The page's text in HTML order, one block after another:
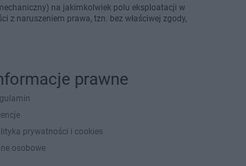
na jakimkolwiek polu eksploatacji w
z naruszeniem prawa, tzn. bez właściwej zgody,
prawne
prywatności i cookies
osobowe